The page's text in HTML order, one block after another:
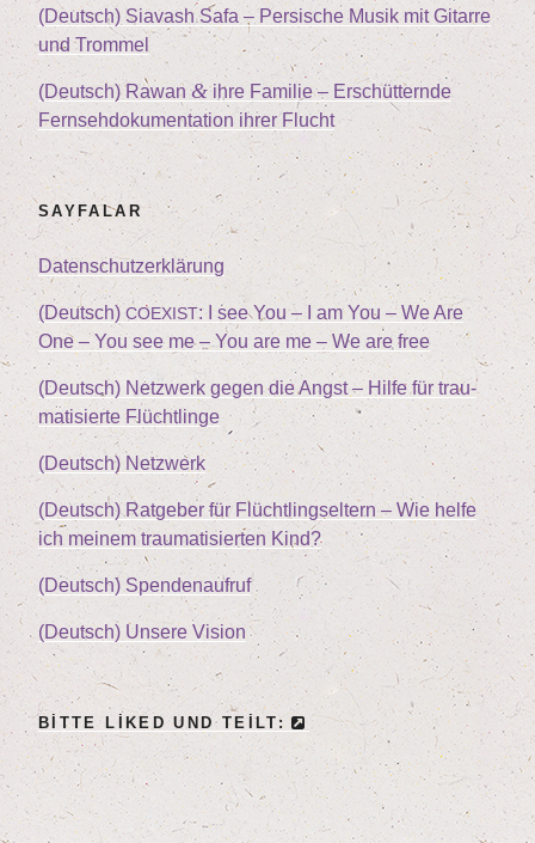
(Deutsch) Sia­vash Safa – Per­si­sche Musik mit Gitar­re
und Trommel
(Deutsch) Rawan&ihre Fami­lie – Erschüt­tern­de
Fern­seh­do­ku­men­ta­ti­on ihrer Flucht
SAY­FA­LAR
Daten­schutz­er­klä­rung
(Deutsch) COEXIST: I see You – I am You – We Are
One – You see me – You are me – We are free
(Deutsch) Netz­werk gegen die Angst – Hil­fe für trau­
ma­ti­sier­te Flüchtlinge
(Deutsch) Netz­werk
(Deutsch) Rat­ge­ber für Flücht­lings­el­tern – Wie hel­fe
ich mei­nem trau­ma­ti­sier­ten Kind?
(Deutsch) Spen­den­auf­ruf
(Deutsch) Unse­re Vision
BIT­TE LIK­ED UND TEILT: